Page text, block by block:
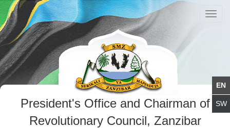
President's Office and Chairman of
Revolutionary Council, Zanzibar